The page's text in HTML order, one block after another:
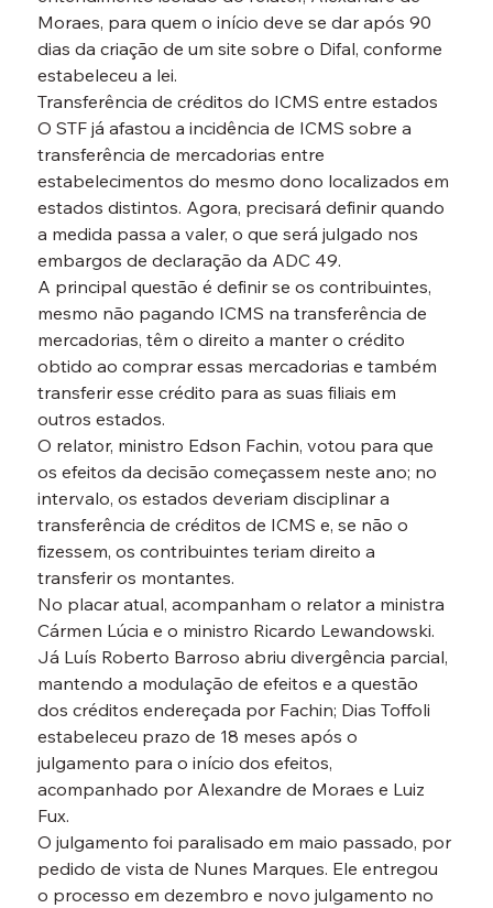
Moraes, para quem o início deve se dar após 90
dias da criação de um site sobre o Difal, conforme
estabeleceu a lei.
Transferência de créditos do ICMS entre estados
O STF já afastou a incidência de ICMS sobre a
transferência de mercadorias entre
estabelecimentos do mesmo dono localizados em
estados distintos. Agora, precisará definir quando
a medida passa a valer, o que será julgado nos
embargos de declaração da ADC 49.
A principal questão é definir se os contribuintes,
mesmo não pagando ICMS na transferência de
mercadorias, têm o direito a manter o crédito
obtido ao comprar essas mercadorias e também
transferir esse crédito para as suas filiais em
outros estados.
O relator, ministro Edson Fachin, votou para que
os efeitos da decisão começassem neste ano; no
intervalo, os estados deveriam disciplinar a
transferência de créditos de ICMS e, se não o
fizessem, os contribuintes teriam direito a
transferir os montantes.
No placar atual, acompanham o relator a ministra
Cármen Lúcia e o ministro Ricardo Lewandowski.
Já Luís Roberto Barroso abriu divergência parcial,
mantendo a modulação de efeitos e a questão
dos créditos endereçada por Fachin; Dias Toffoli
estabeleceu prazo de 18 meses após o
julgamento para o início dos efeitos,
acompanhado por Alexandre de Moraes e Luiz
Fux.
O julgamento foi paralisado em maio passado, por
pedido de vista de Nunes Marques. Ele entregou
o processo em dezembro e novo julgamento no